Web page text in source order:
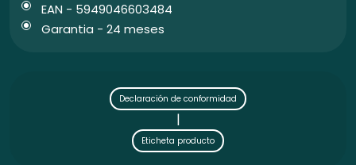
EAN - 5949046603484
Garantia - 24 meses
Declaración de conformidad
|
Eticheta producto